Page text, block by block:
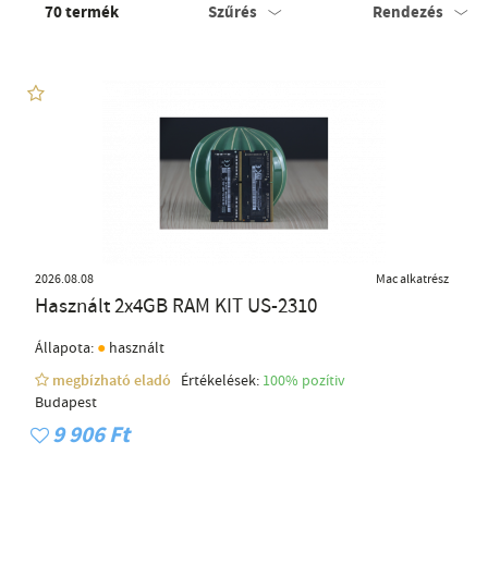
70termék Szűrés Rendezés
2026.08.08 Mac alkatrész
Használt 2x4GB RAM KIT US-2310
Állapota: ● használt
megbízható eladó
Értékelések: 100% pozítiv
Budapest
9 906 Ft